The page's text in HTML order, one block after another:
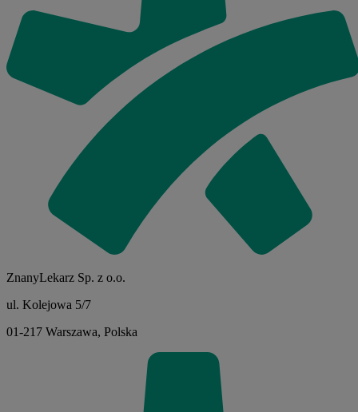
ZnanyLekarz Sp. z o.o.
ul. Kolejowa 5/7
01-217 Warszawa, Polska